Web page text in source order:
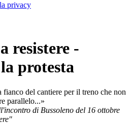
privacy
resistere -
protesta
fianco del cantiere per il treno che non
parallelo...»
di Bussoleno del 16 ottobre